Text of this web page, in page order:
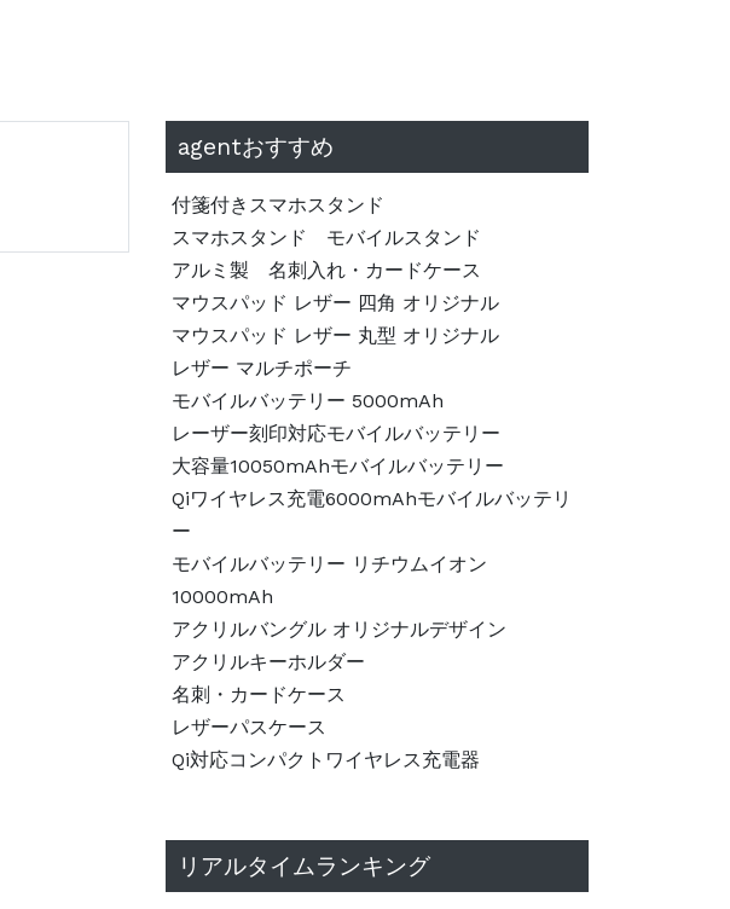
agentおすすめ
付箋付きスマホスタンド
スマホスタンド モバイルスタンド
アルミ製 名刺入れ・カードケース
マウスパッド レザー 四角 オリジナル
マウスパッド レザー 丸型 オリジナル
レザー マルチポーチ
モバイルバッテリー 5000mAh
レーザー刻印対応モバイルバッテリー
大容量10050mAhモバイルバッテリー
Qiワイヤレス充電6000mAhモバイルバッテリ
ー
モバイルバッテリー リチウムイオン
10000mAh
アクリルバングル オリジナルデザイン
アクリルキーホルダー
名刺・カードケース
レザーパスケース
Qi対応コンパクトワイヤレス充電器
リアルタイムランキング